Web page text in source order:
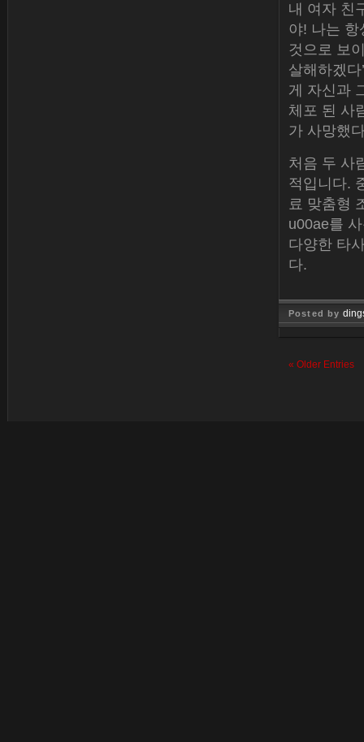
내 여자 친
야! 나는
것으로 보
살해하겠
게 자신과
체포 된 사
가 사망했
처음 두 사
적입니다.
료 맞춤형
u00ae를
다양한 타
다.
Posted by
« Older Entries